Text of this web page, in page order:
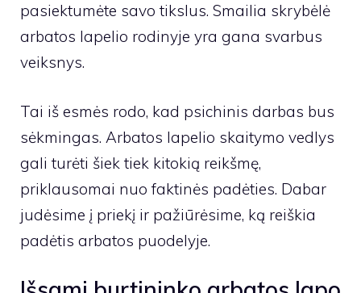
pasiektumėte savo tikslus. Smailia skrybėlė
arbatos lapelio rodinyje yra gana svarbus
veiksnys.
Tai iš esmės rodo, kad psichinis darbas bus
sėkmingas. Arbatos lapelio skaitymo vedlys
gali turėti šiek tiek kitokią reikšmę,
priklausomai nuo faktinės padėties. Dabar
judėsime į priekį ir pažiūrėsime, ką reiškia
padėtis arbatos puodelyje.